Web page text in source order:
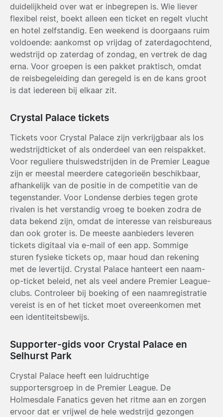
duidelijkheid over wat er inbegrepen is. Wie liever
flexibel reist, boekt alleen een ticket en regelt vlucht
en hotel zelfstandig. Een weekend is doorgaans ruim
voldoende: aankomst op vrijdag of zaterdagochtend,
wedstrijd op zaterdag of zondag, en vertrek de dag
erna. Voor groepen is een pakket praktisch, omdat
de reisbegeleiding dan geregeld is en de kans groot
is dat iedereen bij elkaar zit.
Crystal Palace tickets
Tickets voor Crystal Palace zijn verkrijgbaar als los
wedstrijdticket of als onderdeel van een reispakket.
Voor reguliere thuiswedstrijden in de Premier League
zijn er meestal meerdere categorieën beschikbaar,
afhankelijk van de positie in de competitie van de
tegenstander. Voor Londense derbies tegen grote
rivalen is het verstandig vroeg te boeken zodra de
data bekend zijn, omdat de interesse van reisbureaus
dan ook groter is. De meeste aanbieders leveren
tickets digitaal via e-mail of een app. Sommige
sturen fysieke tickets op, maar houd dan rekening
met de levertijd. Crystal Palace hanteert een naam-
op-ticket beleid, net als veel andere Premier League-
clubs. Controleer bij boeking of een naamregistratie
vereist is en of het ticket moet overeenkomen met
een identiteitsbewijs.
Supporter-gids voor Crystal Palace en
Selhurst Park
Crystal Palace heeft een luidruchtige
supportersgroep in de Premier League. De
Holmesdale Fanatics geven het ritme aan en zorgen
ervoor dat er vrijwel de hele wedstrijd gezongen